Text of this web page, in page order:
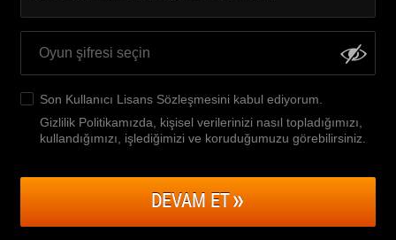
Son Kullanıcı Lisans Sözleşmesini kabul ediyorum.
Gizlilik Politikamızda, kişisel verilerinizi nasıl topladığımızı,
kullandığımızı, işlediğimizi ve koruduğumuzu görebilirsiniz
DEVAM ET